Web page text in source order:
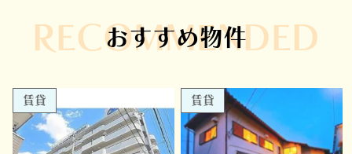
RECOMMENDED
おすすめ物件
賃貸 賃貸